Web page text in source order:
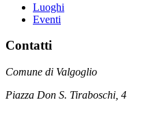
Luoghi
Eventi
Contatti
Comune di Valgoglio
Piazza Don S. Tiraboschi, 4